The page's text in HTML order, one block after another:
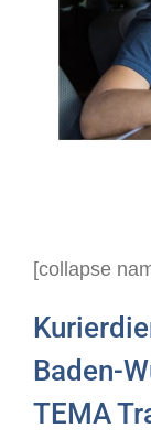
[collapse
Baden-
TEMA